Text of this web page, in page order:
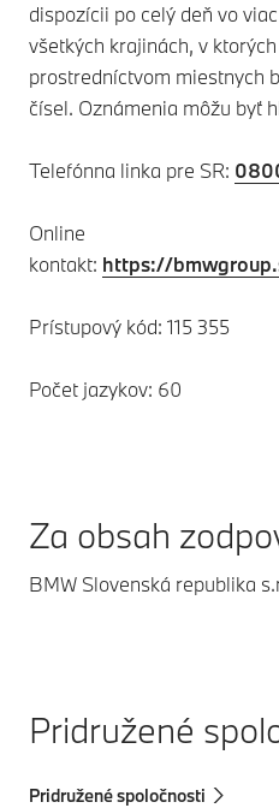
dispozícii po celý deň vo
všetkých krajinách, v
prostredníctvom miestnych
čísel. Oznámenia môžu byť
Telefónna linka pre SR:
Online
kontakt: https://
Prístupový kód: 115 355
Počet jazykov: 60
Za obsah
BMW Slovenská republika
Pridružené
Pridružené spoločnosti